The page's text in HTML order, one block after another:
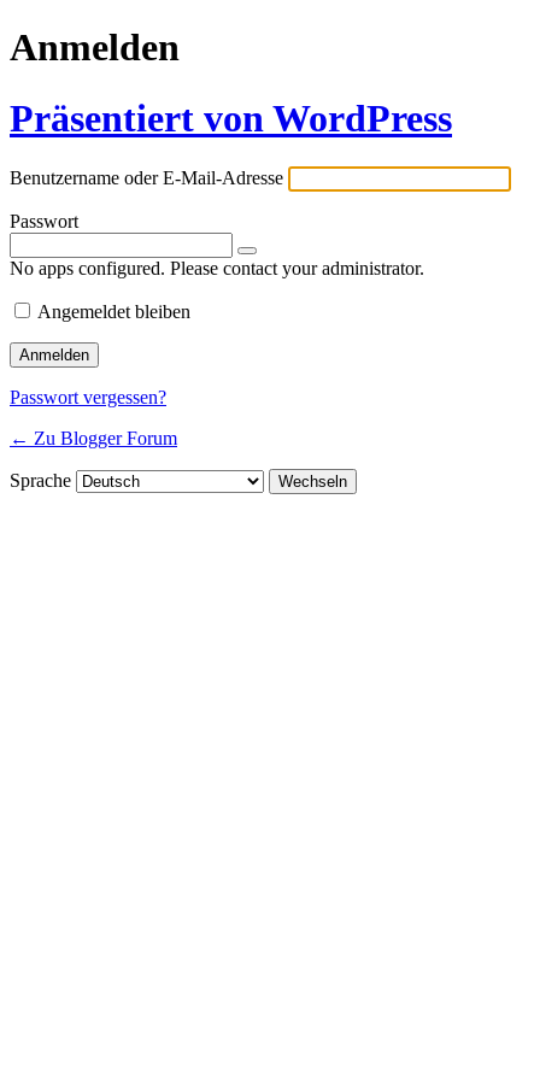
Anmelden
Präsentiert von WordPress
Benutzername oder E-Mail-Adresse
Passwort
No apps configured. Please contact your administrator.
Angemeldet bleiben
Passwort vergessen?
← Zu Blogger Forum
Sprache